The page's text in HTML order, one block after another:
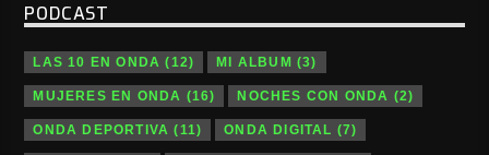
PODCAST
LAS 10 EN ONDA (12) MI ALBUM (3)
MUJERES EN ONDA (16) NOCHES CON ONDA (2)
ONDA DEPORTIVA (11) ONDA DIGITAL (7)